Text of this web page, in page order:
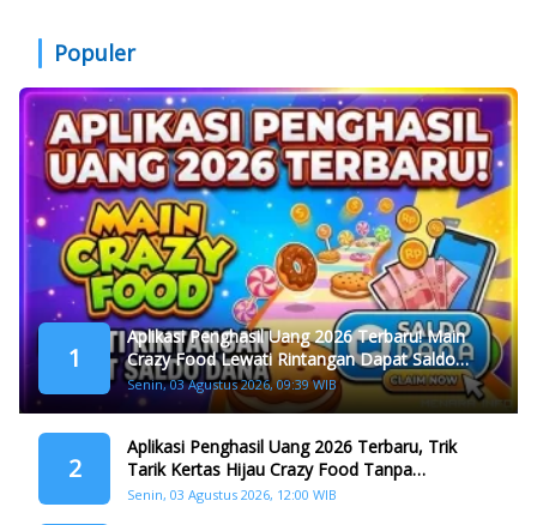
Populer
1
Aplikasi Penghasil Uang 2026 Terbaru! Main
Crazy Food Lewati Rintangan Dapat Saldo
Dana
Senin, 03 Agustus 2026, 09:39 WIB
2
Aplikasi Penghasil Uang 2026 Terbaru, Trik
Tarik Kertas Hijau Crazy Food Tanpa
Penggandaan
Senin, 03 Agustus 2026, 12:00 WIB